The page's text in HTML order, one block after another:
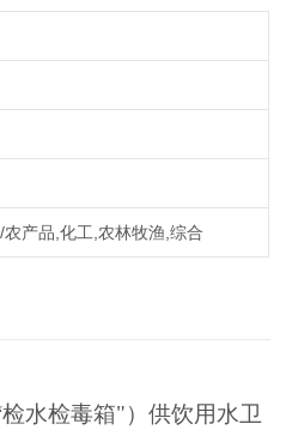
产品,化工,农林牧渔,综合
水检毒箱"）供饮用水卫